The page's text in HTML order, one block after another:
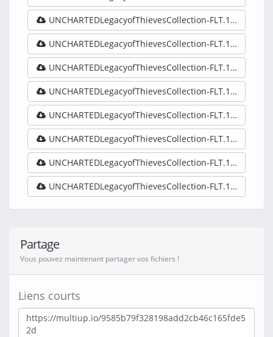
UNCHARTEDLegacyofThievesCollection-FLT.10GB-GameDrive.Org.part03.rar
UNCHARTEDLegacyofThievesCollection-FLT.10GB-GameDrive.Org.part04.rar
UNCHARTEDLegacyofThievesCollection-FLT.10GB-GameDrive.Org.part05.rar
UNCHARTEDLegacyofThievesCollection-FLT.10GB-GameDrive.Org.part06.rar
UNCHARTEDLegacyofThievesCollection-FLT.10GB-GameDrive.Org.part07.rar
UNCHARTEDLegacyofThievesCollection-FLT.10GB-GameDrive.Org.part08.rar
UNCHARTEDLegacyofThievesCollection-FLT.10GB-GameDrive.Org.part09.rar
UNCHARTEDLegacyofThievesCollection-FLT.10GB-GameDrive.Org.part10.rar
Partage
Vous pouvez maintenant partager vos fichiers !
Liens courts